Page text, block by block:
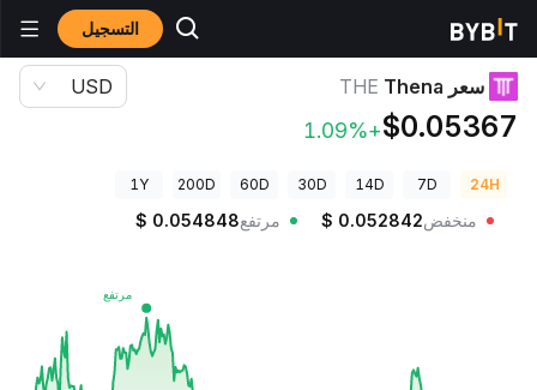
التسجيل أسعار العملات الرقمية
سعر Thena THE
$0.05367
+1.09%
USD
24H
7D
14D
30D
60D
200D
1Y
منخفض $ 0.052842 مرتفع $ 0.054848